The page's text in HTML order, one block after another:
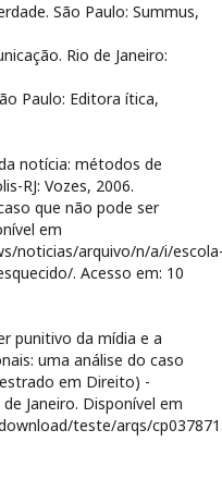
São Paulo: Summus,
Rio de Janeiro:
Paulo: Editora ítica,
da notícia: métodos de
RJ: Vozes, 2006.
que não pode ser
em
noticias/arquivo/n/a/i/
. Acesso em: 10
punitivo da mídia e a
uma análise do caso
em Direito) -
Janeiro. Disponível em
teste/arqs/